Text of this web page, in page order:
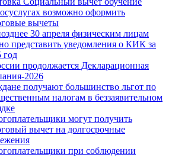
возможно оформить
вычеты
30 апреля физическим лицам
представить уведомления о КИК за
год
продолжается Декларационная
2026
получают большинство льгот по
налогам в беззаявительном
могут получить
вычет на долгосрочные
при соблюдении